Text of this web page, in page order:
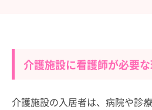
介護施設に看護師が必要な
介護施設の入居者は、病院や診